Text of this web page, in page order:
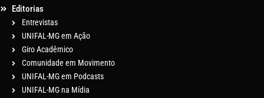
Editorias
Entrevistas
UNIFAL-MG em Ação
Giro Acadêmico
Comunidade em Movimento
UNIFAL-MG em Podcasts
UNIFAL-MG na Mídia